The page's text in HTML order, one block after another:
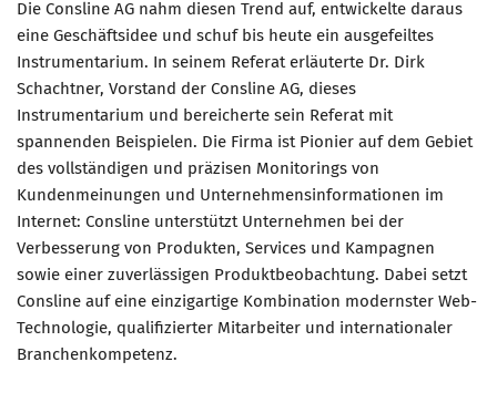
Die Consline AG nahm diesen Trend auf, entwickelte daraus
eine Geschäftsidee und schuf bis heute ein ausgefeiltes
Instrumentarium. In seinem Referat erläuterte Dr. Dirk
Schachtner, Vorstand der Consline AG, dieses
Instrumentarium und bereicherte sein Referat mit
spannenden Beispielen. Die Firma ist Pionier auf dem Gebiet
des vollständigen und präzisen Monitorings von
Kundenmeinungen und Unternehmensinformationen im
Internet: Consline unterstützt Unternehmen bei der
Verbesserung von Produkten, Services und Kampagnen
sowie einer zuverlässigen Produktbeobachtung. Dabei setzt
Consline auf eine einzigartige Kombination modernster Web-
Technologie, qualifizierter Mitarbeiter und internationaler
Branchenkompetenz.